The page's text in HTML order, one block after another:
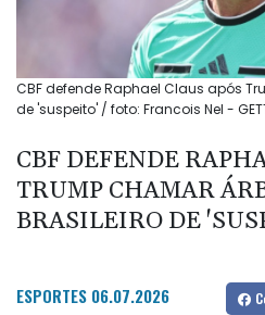
CBF defende Raphael Claus após
de 'suspeito' / foto: Francois Nel -
CBF DEFENDE
TRUMP CHAMAR
BRASILEIRO DE
ESPORTES 06.07.2026